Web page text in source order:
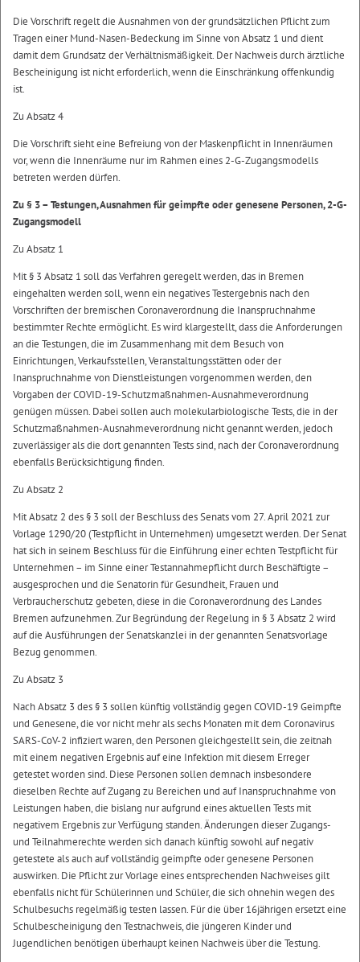
Die Vorschrift regelt die Ausnahmen von der grundsätzlichen Pflicht zum
Tragen einer Mund-Nasen-Bedeckung im Sinne von Absatz 1 und dient
damit dem Grundsatz der Verhältnismäßigkeit. Der Nachweis durch ärztliche
Bescheinigung ist nicht erforderlich, wenn die Einschränkung offenkundig
ist.
Zu Absatz 4
Die Vorschrift sieht eine Befreiung von der Maskenpflicht in Innenräumen
vor, wenn die Innenräume nur im Rahmen eines 2-G-Zugangsmodells
betreten werden dürfen.
Zu § 3 – Testungen, Ausnahmen für geimpfte oder genesene Personen, 2-G-
Zugangsmodell
Zu Absatz 1
Mit § 3 Absatz 1 soll das Verfahren geregelt werden, das in Bremen
eingehalten werden soll, wenn ein negatives Testergebnis nach den
Vorschriften der bremischen Coronaverordnung die Inanspruchnahme
bestimmter Rechte ermöglicht. Es wird klargestellt, dass die Anforderungen
an die Testungen, die im Zusammenhang mit dem Besuch von
Einrichtungen, Verkaufsstellen, Veranstaltungsstätten oder der
Inanspruchnahme von Dienstleistungen vorgenommen werden, den
Vorgaben der COVID-19-Schutzmaßnahmen-Ausnahmeverordnung
genügen müssen. Dabei sollen auch molekularbiologische Tests, die in der
Schutzmaßnahmen-Ausnahmeverordnung nicht genannt werden, jedoch
zuverlässiger als die dort genannten Tests sind, nach der Coronaverordnung
ebenfalls Berücksichtigung finden.
Zu Absatz 2
Mit Absatz 2 des § 3 soll der Beschluss des Senats vom 27. April 2021 zur
Vorlage 1290/20 (Testpflicht in Unternehmen) umgesetzt werden. Der Senat
hat sich in seinem Beschluss für die Einführung einer echten Testpflicht für
Unternehmen – im Sinne einer Testannahmepflicht durch Beschäftigte –
ausgesprochen und die Senatorin für Gesundheit, Frauen und
Verbraucherschutz gebeten, diese in die Coronaverordnung des Landes
Bremen aufzunehmen. Zur Begründung der Regelung in § 3 Absatz 2 wird
auf die Ausführungen der Senatskanzlei in der genannten Senatsvorlage
Bezug genommen.
Zu Absatz 3
Nach Absatz 3 des § 3 sollen künftig vollständig gegen COVID-19 Geimpfte
und Genesene, die vor nicht mehr als sechs Monaten mit dem Coronavirus
SARS-CoV-2 infiziert waren, den Personen gleichgestellt sein, die zeitnah
mit einem negativen Ergebnis auf eine Infektion mit diesem Erreger
getestet worden sind. Diese Personen sollen demnach insbesondere
dieselben Rechte auf Zugang zu Bereichen und auf Inanspruchnahme von
Leistungen haben, die bislang nur aufgrund eines aktuellen Tests mit
negativem Ergebnis zur Verfügung standen. Änderungen dieser Zugangs-
und Teilnahmerechte werden sich danach künftig sowohl auf negativ
getestete als auch auf vollständig geimpfte oder genesene Personen
auswirken. Die Pflicht zur Vorlage eines entsprechenden Nachweises gilt
ebenfalls nicht für Schülerinnen und Schüler, die sich ohnehin wegen des
Schulbesuchs regelmäßig testen lassen. Für die über 16jährigen ersetzt eine
Schulbescheinigung den Testnachweis, die jüngeren Kinder und
Jugendlichen benötigen überhaupt keinen Nachweis über die Testung.